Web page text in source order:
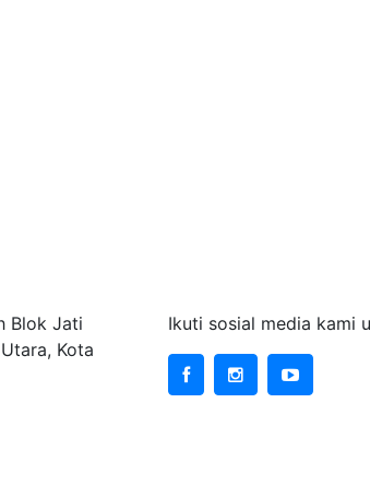
Blok Jati
Kota
Ikuti sosial media kami